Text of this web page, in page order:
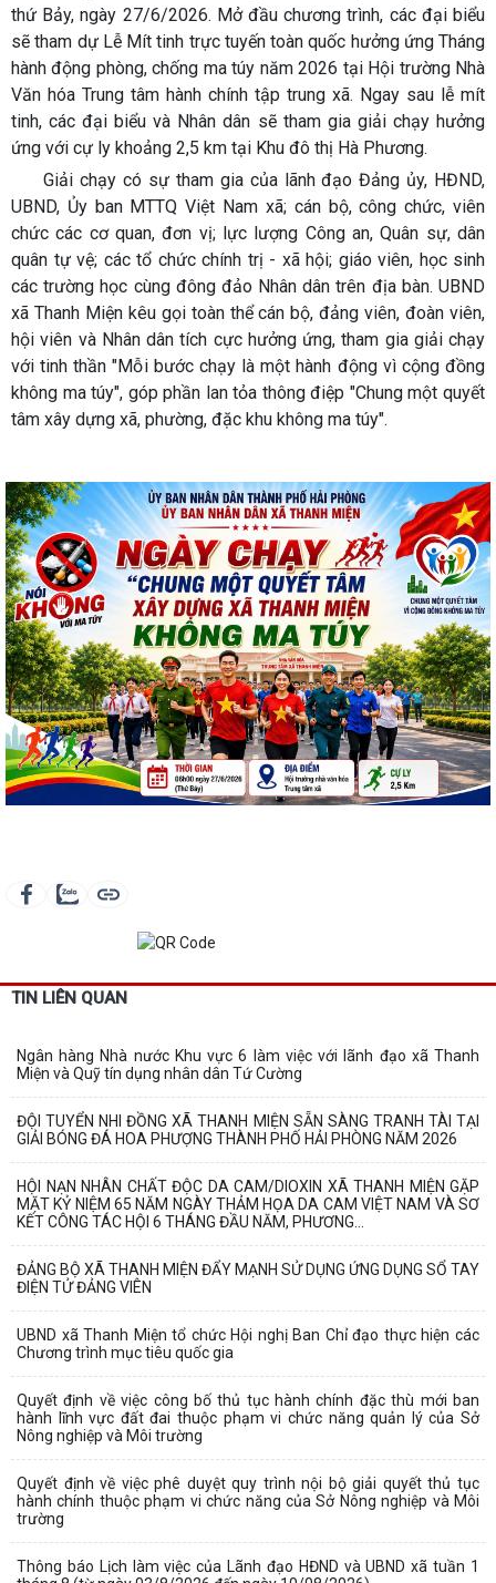
thứ Bảy, ngày 27/6/2026. Mở đầu chương trình, các đại biểu
sẽ tham dự Lễ Mít tinh trực tuyến toàn quốc hưởng ứng Tháng
hành động phòng, chống ma túy năm 2026 tại Hội trường Nhà
Văn hóa Trung tâm hành chính tập trung xã. Ngay sau lễ mít
tinh, các đại biểu và Nhân dân sẽ tham gia giải chạy hưởng
ứng với cự ly khoảng 2,5 km tại Khu đô thị Hà Phương.
Giải chạy có sự tham gia của lãnh đạo Đảng ủy, HĐND,
UBND, Ủy ban MTTQ Việt Nam xã; cán bộ, công chức, viên
chức các cơ quan, đơn vị; lực lượng Công an, Quân sự, dân
quân tự vệ; các tổ chức chính trị - xã hội; giáo viên, học sinh
các trường học cùng đông đảo Nhân dân trên địa bàn. UBND
xã Thanh Miện kêu gọi toàn thể cán bộ, đảng viên, đoàn viên,
hội viên và Nhân dân tích cực hưởng ứng, tham gia giải chạy
với tinh thần "Mỗi bước chạy là một hành động vì cộng đồng
không ma túy", góp phần lan tỏa thông điệp "Chung một quyết
tâm xây dựng xã, phường, đặc khu không ma túy".
TIN LIÊN QUAN
Ngân hàng Nhà nước Khu vực 6 làm việc với lãnh đạo xã Thanh
Miện và Quỹ tín dụng nhân dân Tứ Cường
ĐỘI TUYỂN NHI ĐỒNG XÃ THANH MIỆN SẴN SÀNG TRANH TÀI TẠI
GIẢI BÓNG ĐÁ HOA PHƯỢNG THÀNH PHỐ HẢI PHÒNG NĂM 2026
HỘI NẠN NHÂN CHẤT ĐỘC DA CAM/DIOXIN XÃ THANH MIỆN GẶP
MẶT KỶ NIỆM 65 NĂM NGÀY THẢM HỌA DA CAM VIỆT NAM VÀ SƠ
KẾT CÔNG TÁC HỘI 6 THÁNG ĐẦU NĂM, PHƯƠNG...
ĐẢNG BỘ XÃ THANH MIỆN ĐẨY MẠNH SỬ DỤNG ỨNG DỤNG SỔ TAY
ĐIỆN TỬ ĐẢNG VIÊN
UBND xã Thanh Miện tổ chức Hội nghị Ban Chỉ đạo thực hiện các
Chương trình mục tiêu quốc gia
Quyết định về việc công bố thủ tục hành chính đặc thù mới ban
hành lĩnh vực đất đai thuộc phạm vi chức năng quản lý của Sở
Nông nghiệp và Môi trường
Quyết định về việc phê duyệt quy trình nội bộ giải quyết thủ tục
hành chính thuộc phạm vi chức năng của Sở Nông nghiệp và Môi
trường
Thông báo Lịch làm việc của Lãnh đạo HĐND và UBND xã tuần 1